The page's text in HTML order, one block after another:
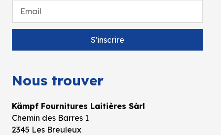
Nous trouver
Kämpf Fournitures Laitières Sàrl
Chemin des Barres 1
2345 Les Breuleux